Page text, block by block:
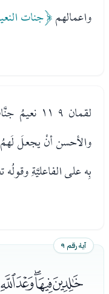
واعمالهم﴿جنات
لقمان ٩
والأحسن أنْ يجعلَ
بِه على الفاعليَّةِ وقولُه
آية رقم ٩